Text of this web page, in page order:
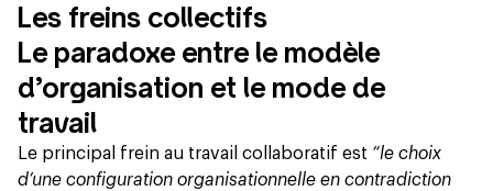
Les freins collectifs
Le paradoxe entre le modèle
d’organisation et le mode de
travail
Le principal frein au travail collaboratif est “le choix
d’une configuration organisationnelle en contradiction